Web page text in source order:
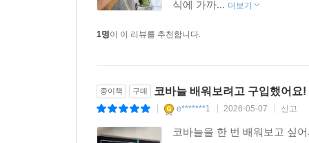
식에 가까... 더보기
1명이 이 리뷰를 추천합니다.
종이책 구매 코바늘 배워보려고 구입했어요!
e*******1 2026-05-07 신고
코바늘을 한 번 배워보고 싶